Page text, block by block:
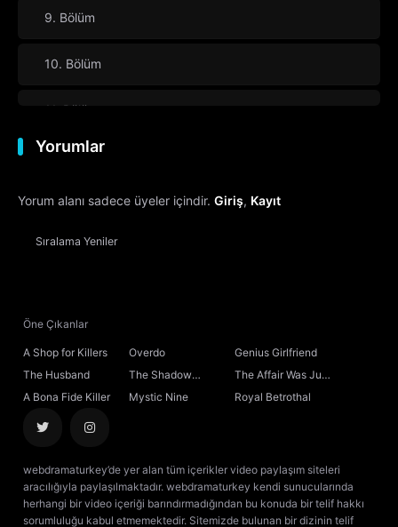
9. Bölüm
10. Bölüm
11. Bölüm
12. Bölüm
Yorumlar
Yorum alanı sadece üyeler içindir. Giriş, Kayıt
Sıralama Yeniler
Öne Çıkanlar
A Shop for Killers Overdo
Genius Girlfriend
The Husband
The Shadow
Sovereign
The Affair Was Just
the Beginning
A Bona Fide Killer Mystic Nine Royal Betrothal
webdramaturkey’de yer alan tüm içerikler video paylaşım siteleri
aracılığıyla paylaşılmaktadır. webdramaturkey kendi sunucularında
herhangi bir video içeriği barındırmadığından bu konuda bir telif hakkı
sorumluluğu kabul etmemektedir. Sitemizde bulunan bir dizinin telif